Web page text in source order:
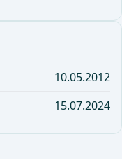
10.05.2012
15.07.2024